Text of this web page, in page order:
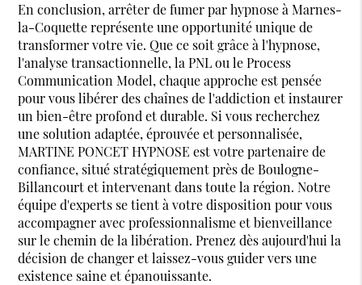
En conclusion, arrêter de fumer par hypnose à Marnes-
la-Coquette représente une opportunité unique de
transformer votre vie. Que ce soit grâce à l'hypnose,
l'analyse transactionnelle, la PNL ou le Process
Communication Model, chaque approche est pensée
pour vous libérer des chaînes de l'addiction et instaurer
un bien-être profond et durable. Si vous recherchez
une solution adaptée, éprouvée et personnalisée,
MARTINE PONCET HYPNOSE est votre partenaire de
confiance, situé stratégiquement près de Boulogne-
Billancourt et intervenant dans toute la région. Notre
équipe d'experts se tient à votre disposition pour vous
accompagner avec professionnalisme et bienveillance
sur le chemin de la libération. Prenez dès aujourd'hui la
décision de changer et laissez-vous guider vers une
existence saine et épanouissante.